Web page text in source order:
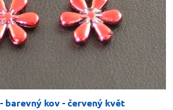
barevný kov - červený květ